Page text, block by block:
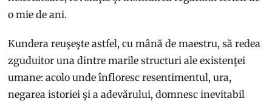
o mie de ani.
Kundera reuşeşte astfel, cu mână de maestru, să redea
zguduitor una dintre marile structuri ale existenţei
umane: acolo unde înfloresc resentimentul, ura,
negarea istoriei şi a adevărului, domnesc inevitabil